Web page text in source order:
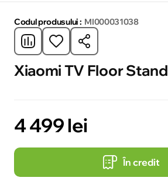
Codul produsului : MI000031038
Xiaomi TV Floor Stand
4 499 lei
În credit